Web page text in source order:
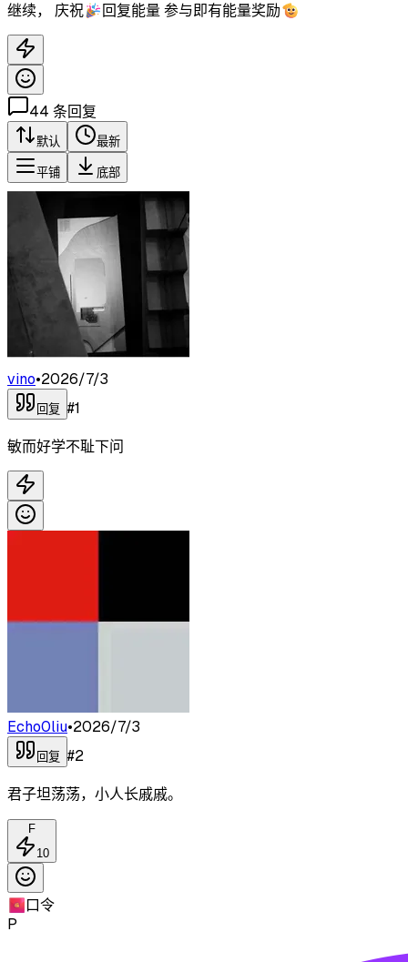
继续， 庆祝🎉回复能量 参与即有能量奖励🫡
44 条回复
默认 最新
平铺 底部
vino•2026/7/3
回复 #1
敏而好学不耻下问
Echo0liu•2026/7/3
回复 #2
君子坦荡荡，小人长戚戚。
F
10
🧧口令
P